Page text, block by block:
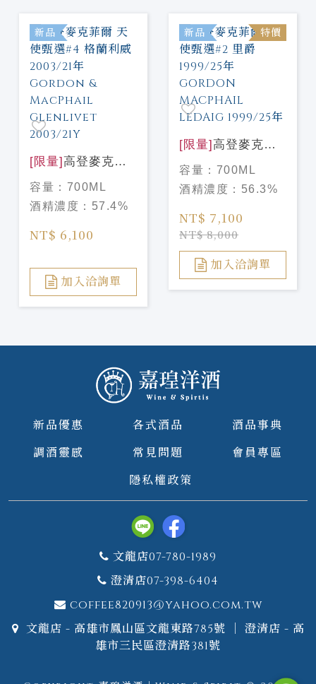
新品
[限量] 高登麥克菲
爾 天使甄選#4 格
蘭利威 2003/21年
Gordon &
MacPhail
容量： 700ML
酒精濃度： 57.4%
NT$ 6,100
加入洽詢單
新品 特價
[限量] 高登麥克菲
爾 天使甄選#2 里
爵1999/25年
GORDON
MACPHAIL
LEDAIG 1999/25
容量： 700ML
酒精濃度： 56.3%
NT$ 7,100
NT$ 8,000
加入洽詢單
新品優惠 各式酒品
酒品事典
調酒靈感
常見問題
會員專區
隱私權政策
文龍店07-780-1989
澄清店07-398-6404
coffee820913@yahoo.com.tw
文龍店 - 高雄市鳳山區文龍東路785號 ｜ 澄清店 - 高
雄市三民區澄清路381號